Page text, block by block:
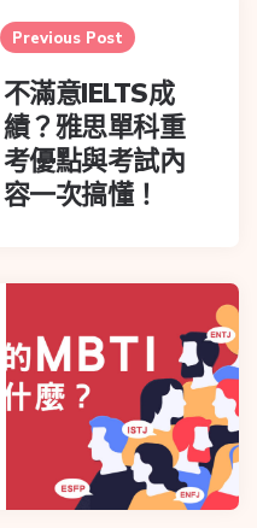
Previous Post
不滿意IELTS成
績？雅思單科重
考優點與考試內
容一次搞懂！